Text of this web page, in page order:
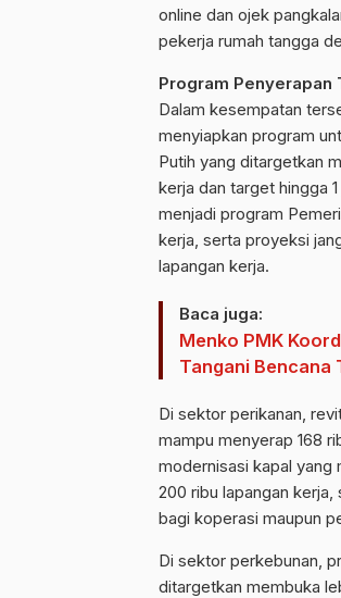
online dan ojek
pekerja rumah tangga
Program Penyerapan
Dalam kesempatan
menyiapkan program
Putih yang ditargetkan
kerja dan target hingga
menjadi program
kerja, serta proyeksi
lapangan kerja.
Baca juga:
Menko PMK
Tangani Bencana
Di sektor perikanan,
mampu menyerap 168
modernisasi kapal yang
200 ribu lapangan
bagi koperasi maupun
Di sektor perkebunan,
ditargetkan membuka